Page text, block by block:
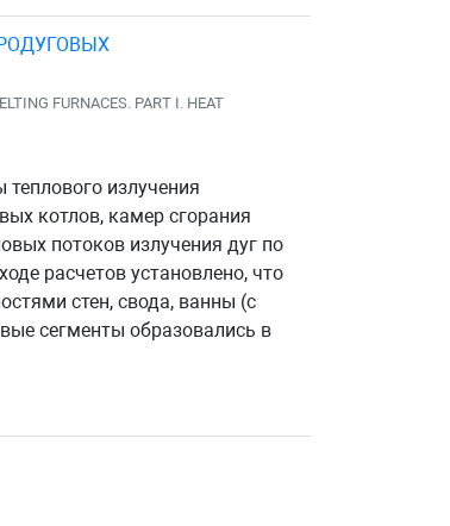
FURNACES. PART I. HEAT
излучения
котлов, камер сгорания
потоков излучения дуг по
расчетов установлено, что
стен, свода, ванны (с
сегменты образовались в